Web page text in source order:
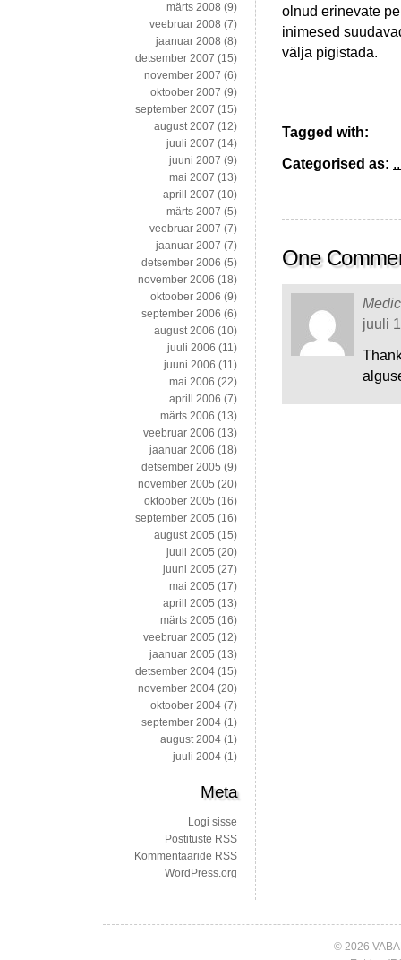
olnud erinevate
inimesed
välja pigistada.
Tagged with:
Categorised as:
One
juuli
märts 2008 (9)
veebruar 2008 (7)
jaanuar 2008 (8)
detsember 2007 (15)
november 2007 (6)
oktoober 2007 (9)
september 2007 (15)
august 2007 (12)
juuli 2007 (14)
juuni 2007 (9)
mai 2007 (13)
aprill 2007 (10)
märts 2007 (5)
veebruar 2007 (7)
jaanuar 2007 (7)
detsember 2006 (5)
november 2006 (18)
oktoober 2006 (9)
september 2006 (6)
august 2006 (10)
juuli 2006 (11)
juuni 2006 (11)
mai 2006 (22)
aprill 2006 (7)
märts 2006 (13)
veebruar 2006 (13)
jaanuar 2006 (18)
detsember 2005 (9)
november 2005 (20)
oktoober 2005 (16)
september 2005 (16)
august 2005 (15)
juuli 2005 (20)
juuni 2005 (27)
mai 2005 (17)
aprill 2005 (13)
märts 2005 (16)
veebruar 2005 (12)
jaanuar 2005 (13)
detsember 2004 (15)
november 2004 (20)
oktoober 2004 (7)
september 2004 (1)
august 2004 (1)
juuli 2004 (1)
Meta
Logi sisse
Postituste RSS
Kommentaaride RSS
WordPress.org
© 2026